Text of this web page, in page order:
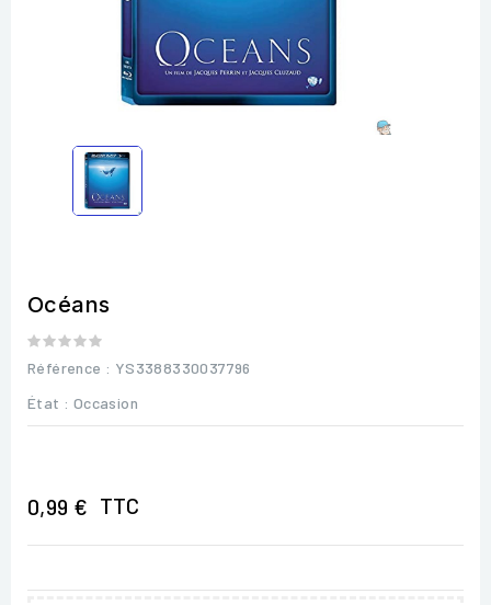
Océans
Référence : YS3388330037796
État : Occasion
0,99 € TTC